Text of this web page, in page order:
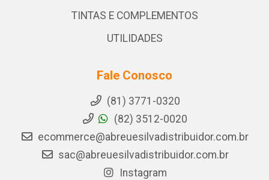
TINTAS E COMPLEMENTOS
UTILIDADES
Fale Conosco
(81) 3771-0320
(82) 3512-0020
ecommerce@abreuesilvadistribuidor.com.br
sac@abreuesilvadistribuidor.com.br
Instagram